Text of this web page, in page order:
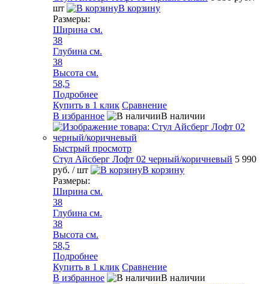
шт
В корзину
Размеры:
Ширина см.
38
Глубина см.
38
Высота см.
58,5
Подробнее
Купить в 1 клик Сравнение
В избранное
В наличии
Быстрый просмотр
Стул Айсберг Лофт 02 черный/коричневый 5 990
руб. / шт
В корзину
Размеры:
Ширина см.
38
Глубина см.
38
Высота см.
58,5
Подробнее
Купить в 1 клик Сравнение
В избранное
В наличии